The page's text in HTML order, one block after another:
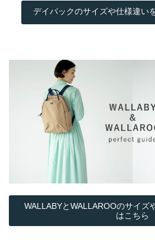
デイパックのサイズや仕様違い
WALLABYとWALLAROOのサイズ
はこちら